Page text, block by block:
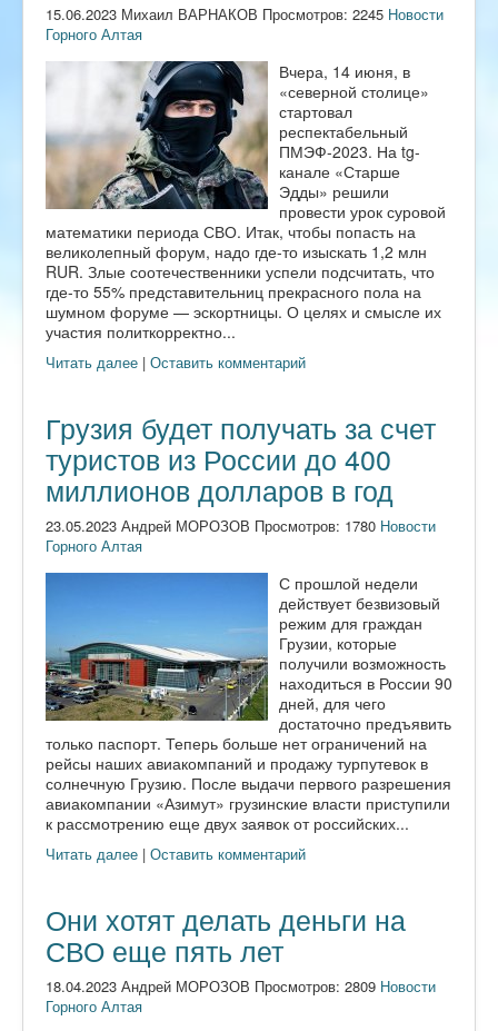
15.06.2023 Михаил ВАРНАКОВ Просмотров: 2245 Новости
Горного Алтая
Вчера, 14 июня, в
«северной столице»
стартовал
респектабельный
ПМЭФ-2023. На tg-
канале «Старше
Эдды» решили
провести урок суровой
математики периода СВО. Итак, чтобы попасть на
великолепный форум, надо где-то изыскать 1,2 млн
RUR. Злые соотечественники успели подсчитать, что
где-то 55% представительниц прекрасного пола на
шумном форуме — эскортницы. О целях и смысле их
участия политкорректно...
Читать далее | Оставить комментарий
Грузия будет получать за счет
туристов из России до 400
миллионов долларов в год
23.05.2023 Андрей МОРОЗОВ Просмотров: 1780 Новости
Горного Алтая
С прошлой недели
действует безвизовый
режим для граждан
Грузии, которые
получили возможность
находиться в России 90
дней, для чего
достаточно предъявить
только паспорт. Теперь больше нет ограничений на
рейсы наших авиакомпаний и продажу турпутевок в
солнечную Грузию. После выдачи первого разрешения
авиакомпании «Азимут» грузинские власти приступили
к рассмотрению еще двух заявок от российских...
Читать далее | Оставить комментарий
Они хотят делать деньги на
СВО еще пять лет
18.04.2023 Андрей МОРОЗОВ Просмотров: 2809 Новости
Горного Алтая